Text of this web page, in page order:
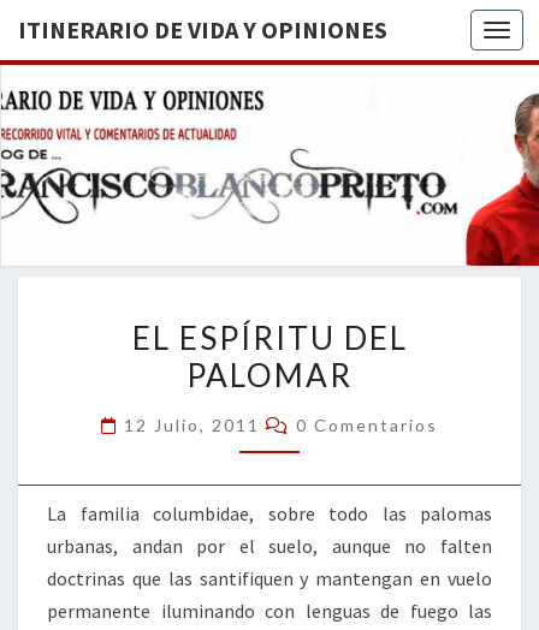
ITINERARIO DE VIDA Y OPINIONES
DE
BREVE
RECORRIDO
VITAL Y
ACTUALIDAD
ESPÍRITU
DEL
EL ESPÍRITU DEL
PALOMAR
12 Julio, 2011 Comentarios
0 Comentarios
La familia columbidae, sobre todo las palomas
urbanas, andan por el suelo, aunque no falten
doctrinas que las santifiquen y mantengan en vuelo
permanente iluminando con lenguas de fuego las